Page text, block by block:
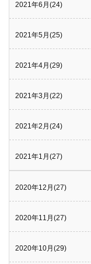
2021年6月(24)
2021年5月(25)
2021年4月(29)
2021年3月(22)
2021年2月(24)
2021年1月(27)
2020年12月(27)
2020年11月(27)
2020年10月(29)